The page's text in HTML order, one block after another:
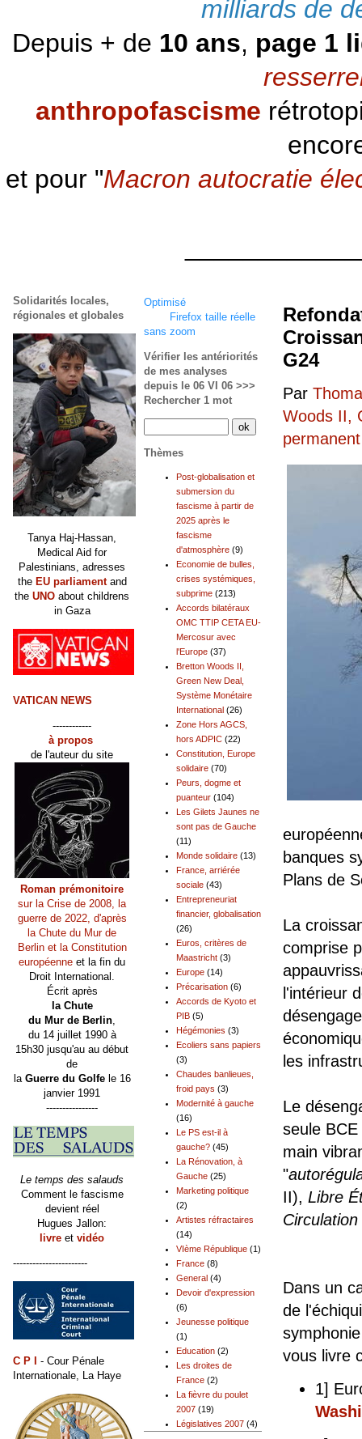
milliards de
Depuis + de 10 ans, page 1
anthropofascisme
et pour "Macron autocratie
G24
Par
Woods II,
permanent
banques
Plans de
La
comprise
l'intérieur
les
Le
seule
main
"
II), Libre
Dans un
de
vous livre
1]
Optimisé
Firefox taille réelle
sans zoom
Vérifier les antériorités
de mes analyses
depuis le 06 VI 06 >>>
Rechercher 1 mot
Thèmes
Post-globalisation et
submersion du
fascisme à partir de
2025 après le
fascisme
d'atmosphère (9)
Economie de bulles,
crises systémiques,
subprime (213)
Accords bilatéraux
OMC TTIP CETA EU-
Mercosur avec
l'Europe (37)
Bretton Woods II,
Green New Deal,
Système Monétaire
International (26)
Zone Hors AGCS,
hors ADPIC (22)
Constitution, Europe
solidaire (70)
Peurs, dogme et
puanteur (104)
Les Gilets Jaunes ne
sont pas de Gauche
(11)
Monde solidaire (13)
France, arriérée
sociale (43)
Entrepreneuriat
financier, globalisation
(26)
Euros, critères de
Maastricht (3)
Europe (14)
Précarisation (6)
Accords de Kyoto et
PIB (5)
Hégémonies (3)
Ecoliers sans papiers
(3)
Chaudes banlieues,
froid pays (3)
Modernité à gauche
(16)
Le PS est-il à
gauche? (45)
La Rénovation, à
Gauche (25)
Marketing politique
(2)
Artistes réfractaires
(14)
VIème République (1)
France (8)
General (4)
Devoir d'expression
(6)
Jeunesse politique
(1)
Education (2)
Les droites de
France (2)
La fièvre du poulet
2007 (19)
Législatives 2007 (4)
Solidarités locales,
régionales et globales
Tanya Haj-Hassan,
Medical Aid for
Palestinians, adresses
the EU parliamentand
the UNO about childrens
in Gaza
VATICAN NEWS
------------
à propos
de l'auteur du site
Roman prémonitoire
sur la Crise de 2008, la
guerre de 2022, d'après
la Chute du Mur de
Berlin et la Constitution
européenne et la fin du
Droit International.
Écrit après
la Chute
du Mur de Berlin,
du 14 juillet 1990 à
15h30 jusqu'au au début
de
la Guerre du Golfele 16
janvier 1991
----------------
Le temps des salauds
Comment le fascisme
devient réel
Hugues Jallon:
livre et vidéo
-----------------------
C P I
- Cour Pénale
Internationale, La Haye